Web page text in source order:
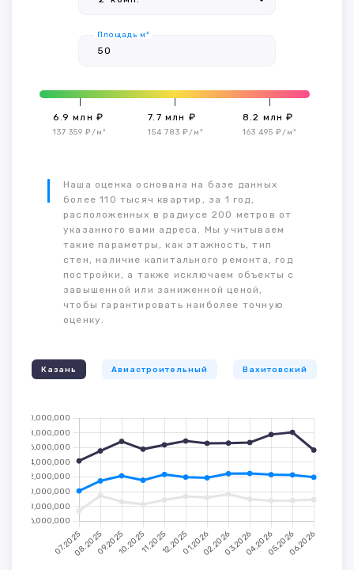
Площадь м²
6.9 млн ₽
137 359 ₽/м²
7.7 млн ₽
154 783 ₽/м²
8.2 млн ₽
163 495 ₽/м²
Наша оценка основана на базе данных
более 110 тысяч квартир, за 1 год,
расположенных в радиусе 200 метров от
указанного вами адреса. Мы учитываем
такие параметры, как этажность, тип
стен, наличие капитального ремонта, год
постройки, а также исключаем объекты с
завышенной или заниженной ценой,
чтобы гарантировать наиболее точную
оценку.
Казань Авиастроительный Вахитовский